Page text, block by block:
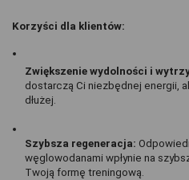
Korzyści dla klientów:
Zwiększenie wydolności i
dostarczą Ci niezbędnej energii,
dłużej.
Szybsza regeneracja:
węglowodanami wpłynie na
Twoją formę treningową.